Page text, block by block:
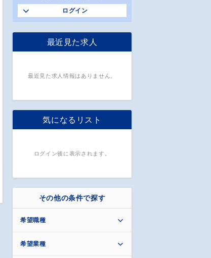
ログイン
最近見た求人
最近見た求人情報はありません。
気になるリスト
ログイン後に表示されます。
その他の条件で探す
希望職種
希望業種